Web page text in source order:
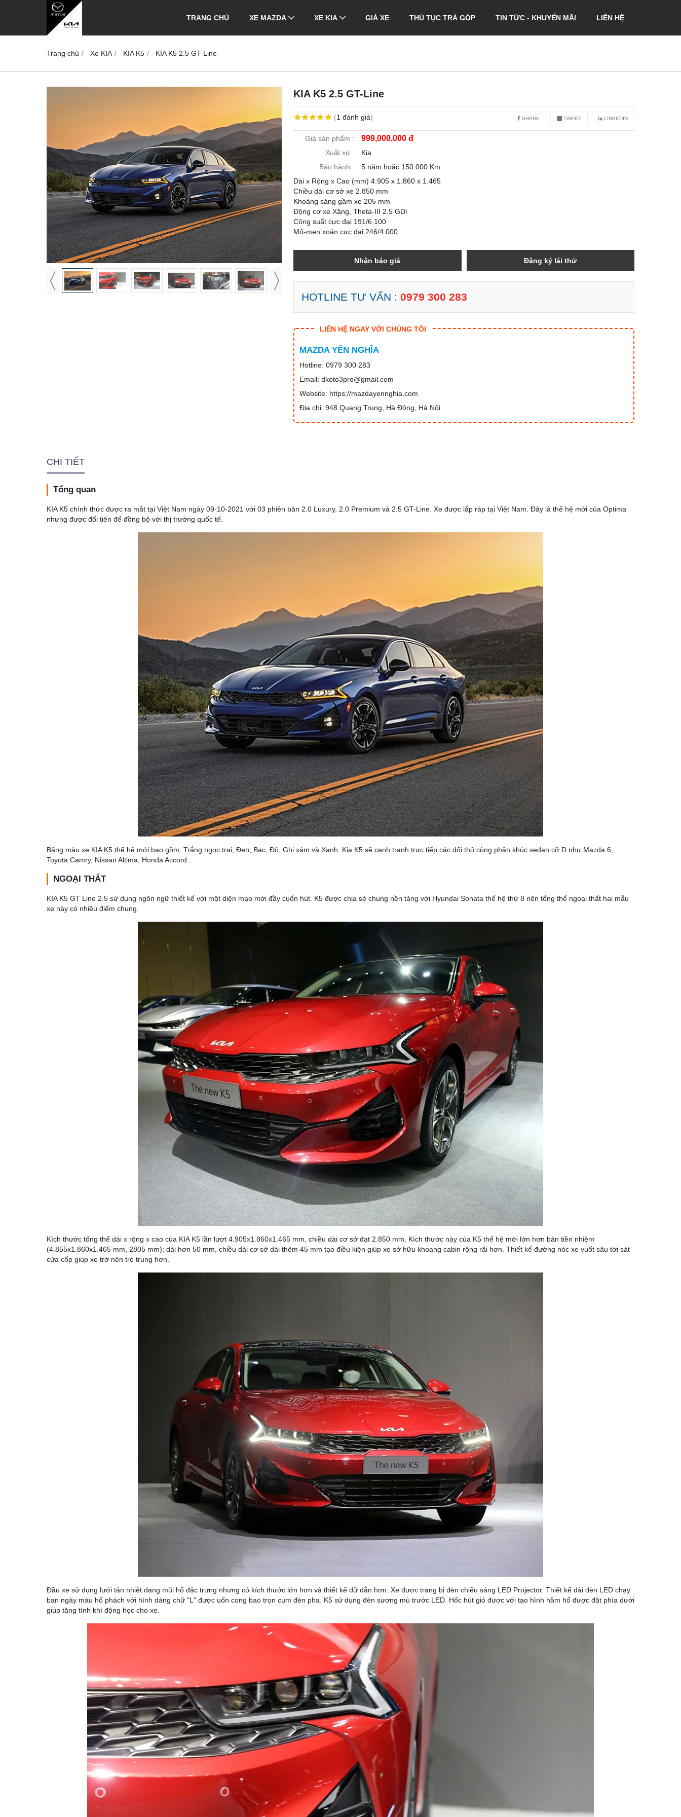
TRANG CHỦ XE MAZDA XE KIA GIÁ XE THỦ TỤC TRẢ GÓP TIN TỨC - KHUYẾN MÃI LIÊN HỆ
Trang chủ Xe KIA KIA K5 KIA K5 2.5 GT-Line
KIA K5 2.5 GT-Line
(1đánh giá) SHARE TWEET LINKEDIN
Giá sản phẩm : 999,000,000 đ
Xuất xứ :
Kia
Bảo hành :
5 năm hoặc 150.000 Km
Dài x Rộng x Cao (mm) 4.905 x 1.860 x 1.465
Chiều dài cơ sở xe 2.850 mm
Khoảng sáng gầm xe 205 mm
Động cơ xe Xăng, Theta-III 2.5 GDi
Công suất cực đại 191/6.100
Mô-men xoán cực đại 246/4.000
Nhận báo giá Đăng ký lái thử
HOTLINE TƯ VẤN :0979 300 283
LIÊN HỆ NGAY VỚI CHÚNG TÔI
MAZDA YÊN NGHĨA
Hotline: 0979 300 283
Email: dkoto3pro@gmail.com
Website: https://mazdayennghia.com
Địa chỉ: 948 Quang Trung, Hà Đông, Hà Nội
CHI TIẾT
Tổng quan
KIA K5 chính thức được ra mắt tại Việt Nam ngày 09-10-2021 với 03 phiên bản 2.0 Luxury, 2.0 Premium và 2.5 GT-Line. Xe được lắp ráp tại Việt Nam. Đây là thế hệ mới của Optima
nhưng được đổi tiên để đồng bộ với thị trường quốc tế.
Bảng màu xe KIA K5 thế hệ mới bao gồm: Trắng ngọc trai, Đen, Bạc, Đỏ, Ghi xám và Xanh. Kia K5 sẽ cạnh tranh trực tiếp các dối thủ cùng phân khúc sedan cỡ D như Mazda 6,
Toyota Camry, Nissan Altima, Honda Accord...
NGOẠI THẤT
KIA K5 GT Line 2.5 sử dụng ngôn ngữ thiết kế với một diện mạo mới đầy cuốn hút. K5 được chia sẻ chung nền tảng với Hyundai Sonata thế hệ thứ 8 nên tổng thể ngoại thất hai mẫu
xe này có nhiều điểm chung.
Kích thước tổng thể dài x rộng x cao của KIA K5 lần lượt 4.905x1.860x1.465 mm, chiều dài cơ sở đạt 2.850 mm. Kích thước này của K5 thế hệ mới lớn hơn bản tiền nhiệm
(4.855x1.860x1.465 mm, 2805 mm); dài hơn 50 mm, chiều dài cơ sở dài thêm 45 mm tạo điều kiện giúp xe sở hữu khoang cabin rộng rãi hơn. Thiết kế đường nóc xe vuốt sâu tới sát
cửa cốp giúp xe trở nên trẻ trung hơn.
Đầu xe sử dụng lưới tản nhiệt dạng mũi hổ đặc trưng nhưng có kích thước lớn hơn và thiết kế dữ dằn hơn. Xe được trang bị đèn chiếu sáng LED Projector. Thiết kế dải đèn LED chạy
ban ngày màu hổ phách với hình dáng chữ "L" được uốn cong bao trọn cụm đèn pha. K5 sử dụng đèn sương mù trước LED. Hốc hút gió được với tạo hình hầm hố được đặt phía dưới
giúp tăng tính khí động học cho xe.